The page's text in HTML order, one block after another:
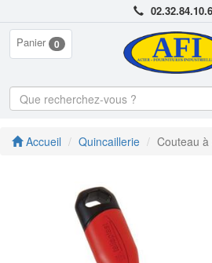
Panier 0
Accueil Quincaillerie Couteau